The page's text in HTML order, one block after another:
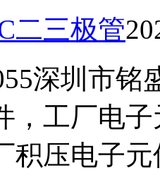
二三极管
深圳市
，工厂电
积压电子